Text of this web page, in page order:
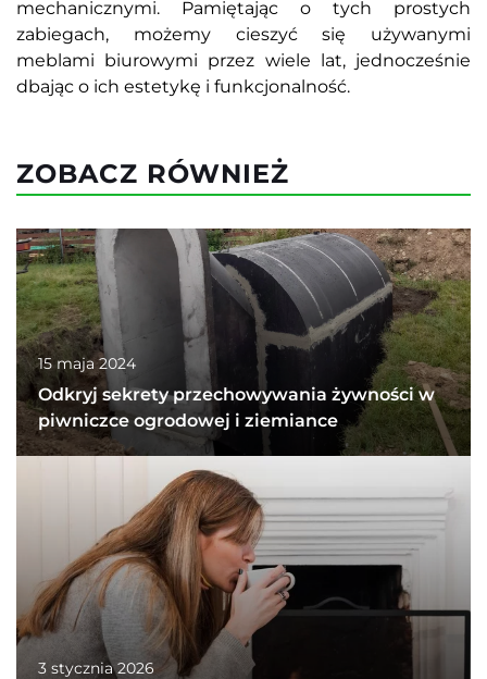
mechanicznymi. Pamiętając o tych prostych
zabiegach, możemy cieszyć się używanymi
meblami biurowymi przez wiele lat, jednocześnie
dbając o ich estetykę i funkcjonalność.
ZOBACZ RÓWNIEŻ
15 maja 2024
Odkryj sekrety przechowywania żywności w
piwniczce ogrodowej i ziemiance
3 stycznia 2026